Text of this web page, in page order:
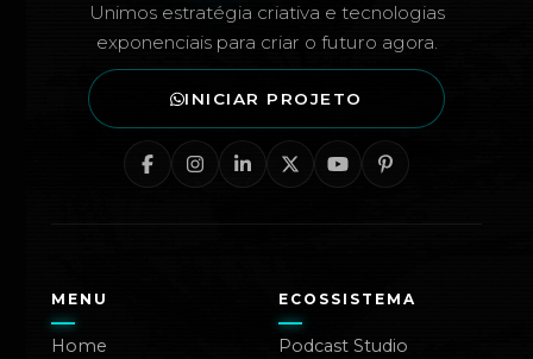
Unimos estratégia criativa e tecnologias
exponenciais para criar o futuro agora.
INICIAR PROJETO
MENU
Home
ECOSSISTEMA
Podcast Studio